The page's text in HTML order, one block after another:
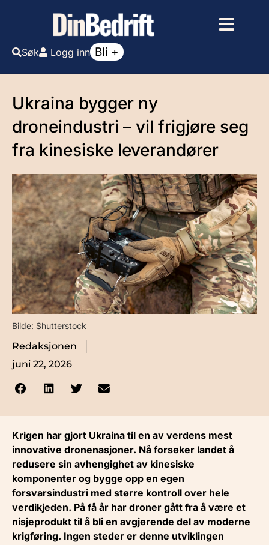
Søk Logg inn Bli +
Ukraina bygger ny
droneindustri – vil frigjøre seg
fra kinesiske leverandører
Bilde: Shutterstock
Redaksjonen
juni 22, 2026
Krigen har gjort Ukraina til en av verdens mest
innovative dronenasjoner. Nå forsøker landet å
redusere sin avhengighet av kinesiske
komponenter og bygge opp en egen
forsvarsindustri med større kontroll over hele
verdikjeden. På få år har droner gått fra å være et
nisjeprodukt til å bli en avgjørende del av moderne
krigføring. Ingen steder er denne utviklingen